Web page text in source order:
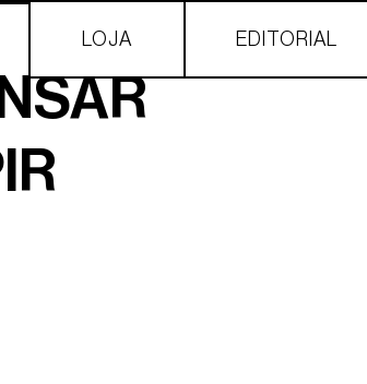
LOJA EDITORIAL